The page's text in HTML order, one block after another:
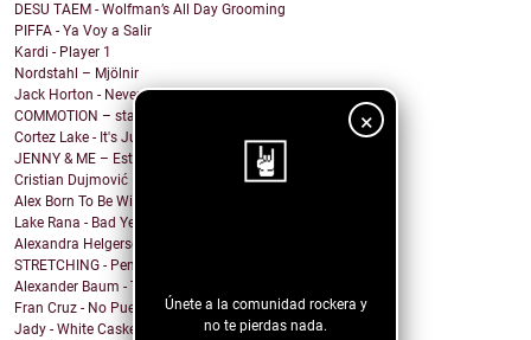
×
Únete a la comunidad rockera y
no te pierdas nada.
DESU TAEM - Wolfman’s All Day Grooming
PIFFA - Ya Voy a Salir
Kardi - Player 1
Nordstahl – Mjölnir
Jack Horton - Never Know Why (feat. Vesper Stockwell)
COMMOTION – stargazing
Cortez Lake - It's Just Me
JENNY & ME – Estate
Cristian Dujmović – Fin de un mundo
Alex Born To Be Wild - Nice Girls
Lake Rana - Bad Year
Alexandra Helgerson - We're Never Going Out
STRETCHING - Pencil Me In
Alexander Baum - Träume
Fran Cruz - No Puedo
Jady - White Casket